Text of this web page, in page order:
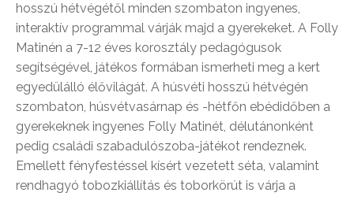
hosszú hétvégétől minden szombaton ingyenes,
interaktív programmal várják majd a gyerekeket. A Folly
Matinén a 7-12 éves korosztály pedagógusok
segítségével, játékos formában ismerheti meg a kert
egyedülálló élővilágát. A húsvéti hosszú hétvégén
szombaton, húsvétvasárnap és -hétfőn ebédidőben a
gyerekeknek ingyenes Folly Matinét, délutánonként
pedig családi szabadulószoba-játékot rendeznek.
Emellett fényfestéssel kísért vezetett séta, valamint
rendhagyó tobozkiállítás és toborkörút is várja a